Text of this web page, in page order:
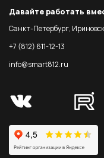
Давайте работать
Санкт-Петербург,
+7 (812) 611-12-13
info@smart812.ru